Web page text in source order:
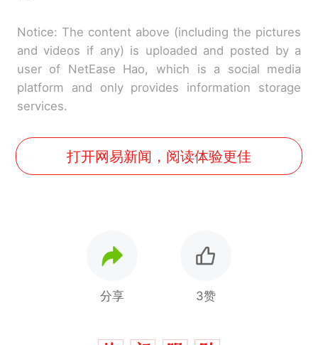
Notice: The content above (including the pictures
and videos if any) is uploaded and posted by a
user of NetEase Hao, which is a social media
platform and only provides information storage
services.
打开网易新闻，阅读体验更佳
分享 3赞